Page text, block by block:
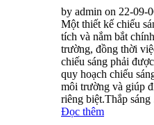
by admin on 22-09-
Một thiết kế chiếu
tích và nắm bắt
trường, đồng thời
chiếu sáng phải
quy hoạch chiếu
môi trường và giúp
riêng biệt.Thắp sáng
Đọc thêm